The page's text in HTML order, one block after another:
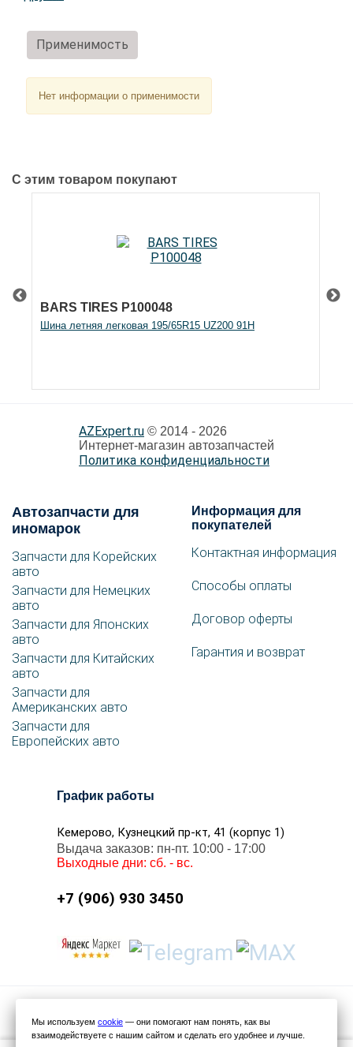
Мы используем cookie — они помогают нам понять, как вы
взаимодействуете с нашим сайтом и сделать его удобнее и лучше
Применимость
Нет информации о применимости
С этим товаром покупают
BARS TIRES P100048
Шина летняя легковая 195/65R15 UZ200 91H
AZExpert.ru © 2014 - 2026
Интернет-магазин автозапчастей
Политика конфиденциальности
Автозапчасти для
иномарок
Запчасти для Корейских
авто
Запчасти для Немецких
авто
Запчасти для Японских
авто
Запчасти для Китайских
авто
Запчасти для
Американских авто
Запчасти для
Европейских авто
Информация для
покупателей
Контактная информация
Способы оплаты
Договор оферты
Гарантия и возврат
График работы
Кемерово, Кузнецкий пр-кт, 41 (корпус 1)
Выдача заказов: пн-пт. 10:00 - 17:00
Выходные дни: сб. - вс.
+7 (906) 930 3450